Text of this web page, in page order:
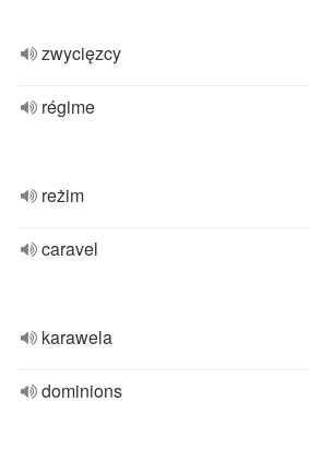
zwycięzcy
régime
reżim
caravel
karawela
dominions